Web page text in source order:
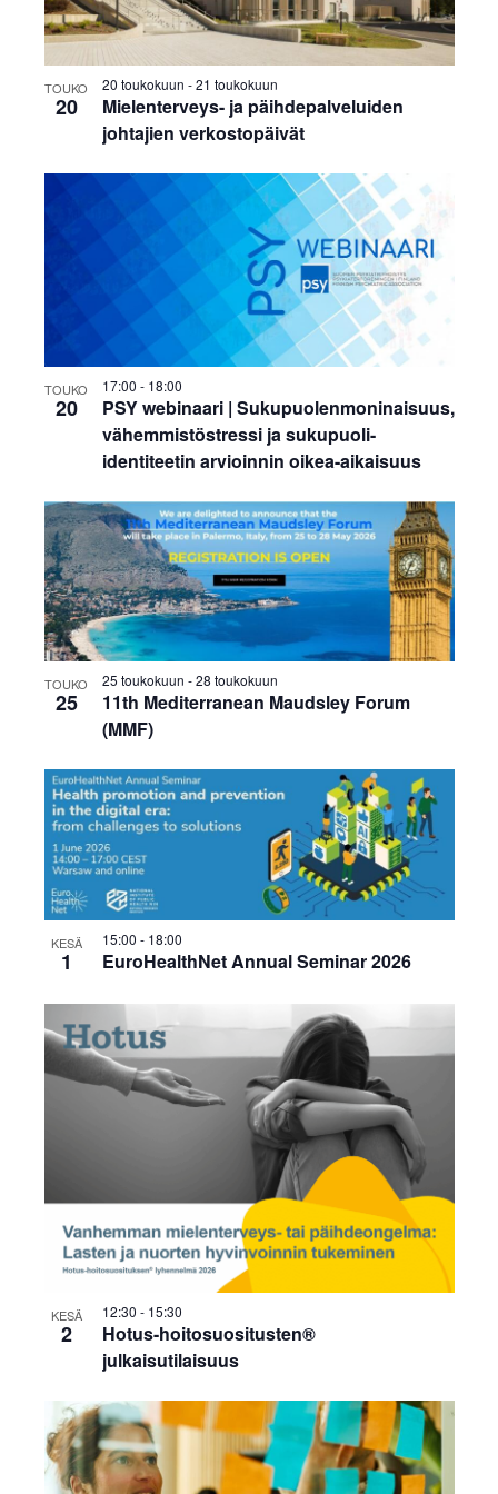
a
j
a
ä
k
y
m
ä
t
a
v
i
g
o
i
t
i
i
g
o
n
n
P
h
o
i
e
w
TOUKO
20
Mielenterveys- ja päihdepalveluiden
johtajien verkostopäivät
20 toukokuun -21 toukokuun
TOUKO
20
PSY webinaari | Sukupuolenmoninaisuus,
vähemmistöstressi ja sukupuoli-
identiteetin arvioinnin oikea-aikaisuus
17:00 - 18:00
TOUKO
25
11th Mediterranean Maudsley Forum
(MMF)
25 toukokuun -28 toukokuun
KESÄ
1 EuroHealthNet Annual Seminar 2026
15:00 - 18:00
KESÄ
2
Hotus-hoitosuositusten®
julkaisutilaisuus
12:30 - 15:30